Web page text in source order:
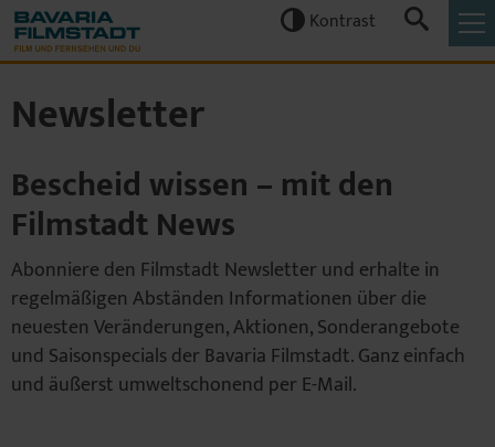
 Kontrast 
Newsletter
Bescheid wissen – mit den
Filmstadt News
Abonniere den Filmstadt Newsletter und erhalte in
regelmäßigen Abständen Informationen über die
neuesten Veränderungen, Aktionen, Sonderangebote
und Saisonspecials der Bavaria Filmstadt. Ganz einfach
und äußerst umweltschonend per E-Mail.